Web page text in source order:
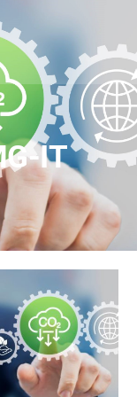
IT